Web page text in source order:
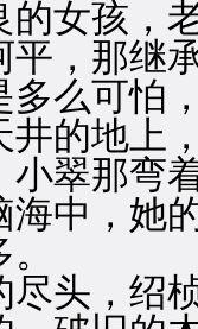
女孩，
平，那继
么可怕
的地上
小翠那弯
中，她
头，绍桢